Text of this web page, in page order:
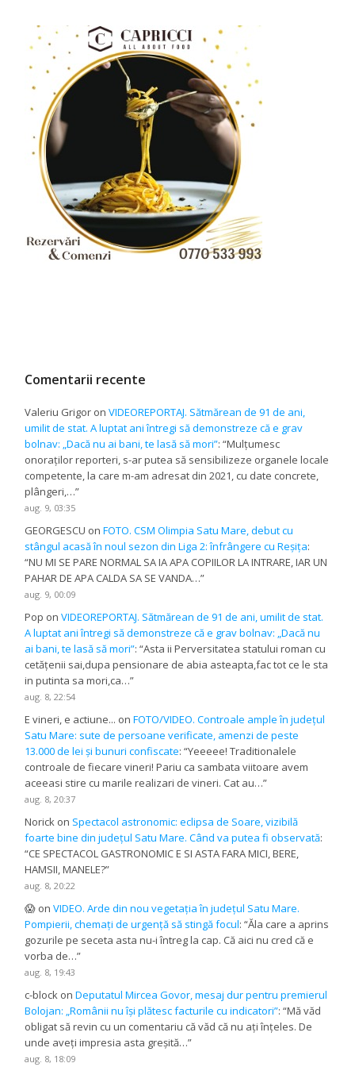
Comentarii recente
Valeriu Grigor onVIDEOREPORTAJ. Sătmărean de 91 de ani,
umilit de stat. A luptat ani întregi să demonstreze că e grav
bolnav: „Dacă nu ai bani, te lasă să mori”: “Mulțumesc
onoraților reporteri, s-ar putea să sensibilizeze organele locale
competente, la care m-am adresat din 2021, cu date concrete,
plângeri,…”
aug. 9, 03:35
GEORGESCU onFOTO. CSM Olimpia Satu Mare, debut cu
stângul acasă în noul sezon din Liga 2: înfrângere cu Reșița:
“NU MI SE PARE NORMAL SA IA APA COPIILOR LA INTRARE, IAR UN
PAHAR DE APA CALDA SA SE VANDA…”
aug. 9, 00:09
Pop onVIDEOREPORTAJ. Sătmărean de 91 de ani, umilit de stat.
A luptat ani întregi să demonstreze că e grav bolnav: „Dacă nu
ai bani, te lasă să mori”: “Asta ii Perversitatea statului roman cu
cetățenii sai,dupa pensionare de abia asteapta,fac tot ce le sta
in putinta sa mori,ca…”
aug. 8, 22:54
E vineri, e actiune... onFOTO/VIDEO. Controale ample în județul
Satu Mare: sute de persoane verificate, amenzi de peste
13.000 de lei și bunuri confiscate: “Yeeeee! Traditionalele
controale de fiecare vineri! Pariu ca sambata viitoare avem
aceeasi stire cu marile realizari de vineri. Cat au…”
aug. 8, 20:37
Norick on Spectacol astronomic: eclipsa de Soare, vizibilă
foarte bine din județul Satu Mare. Când va putea fi observată:
“CE SPECTACOL GASTRONOMIC E SI ASTA FARA MICI, BERE,
HAMSII, MANELE?”
aug. 8, 20:22
😱 onVIDEO. Arde din nou vegetația în județul Satu Mare.
Pompierii, chemați de urgență să stingă focul: “Ăla care a aprins
gozurile pe seceta asta nu-i întreg la cap. Că aici nu cred că e
vorba de…”
aug. 8, 19:43
c-block onDeputatul Mircea Govor, mesaj dur pentru premierul
Bolojan: „Românii nu își plătesc facturile cu indicatori”: “Mă văd
obligat să revin cu un comentariu că văd că nu ați înțeles. De
unde aveți impresia asta greșită…”
aug. 8, 18:09